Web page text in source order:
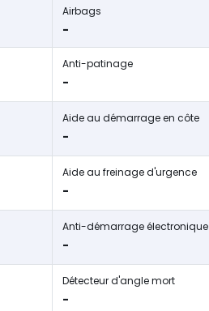
Airbags
-
Anti-patinage
-
Aide au démarrage en côte
-
Aide au freinage d'urgence
-
Anti-démarrage électronique
-
Détecteur d'angle mort
-